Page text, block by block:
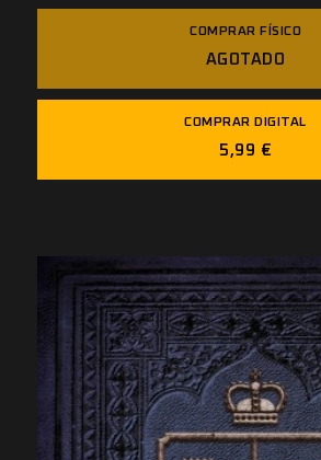
COMPRAR FÍSICO
AGOTADO
COMPRAR DIGITAL
5,99 €